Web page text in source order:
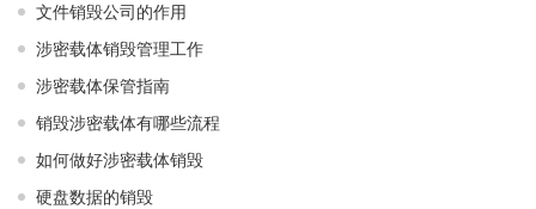
文件销毁公司的作用
涉密载体销毁管理工作
涉密载体保管指南
销毁涉密载体有哪些流程
如何做好涉密载体销毁
硬盘数据的销毁